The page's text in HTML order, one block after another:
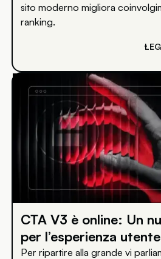
sito moderno migliora
ranking.
CTA V3 è online: Un
per l’esperienza utente
Per ripartire alla grande vi